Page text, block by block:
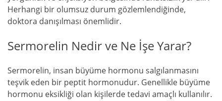
Herhangi bir olumsuz durum gözlemlendiğinde,
doktora danışılması önemlidir.
Sermorelin Nedir ve Ne İşe Yarar?
Sermorelin, insan büyüme hormonu salgılanmasını
teşvik eden bir peptit hormonudur. Genellikle büyüme
hormonu eksikliği olan kişilerde tedavi amaçlı kullanılır.